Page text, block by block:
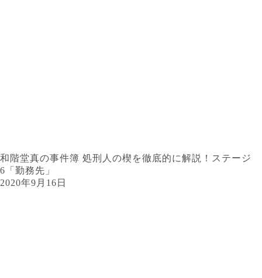
和階堂真の事件簿 処刑人の楔を徹底的に解説！ステージ
6「勤務先」
2020年9月16日